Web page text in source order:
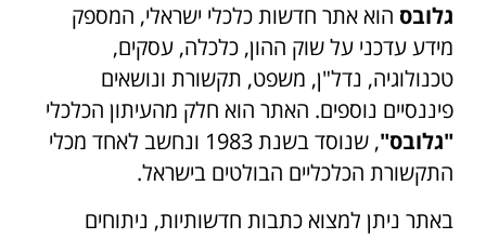
גלובס הוא אתר חדשות כלכלי ישראלי, המספק
מידע עדכני על שוק ההון, כלכלה, עסקים,
טכנולוגיה, נדל"ן, משפט, תקשורת ונושאים
פיננסיים נוספים. האתר הוא חלק מהעיתון הכלכלי
"גלובס"
, שנוסד בשנת 1983 ונחשב לאחד מכלי
התקשורת הכלכליים הבולטים בישראל.
באתר ניתן למצוא כתבות חדשותיות, ניתוחים